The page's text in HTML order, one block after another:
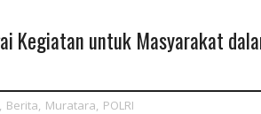
Kegiatan untuk Masyarakat
Berita, Muratara, POLRI